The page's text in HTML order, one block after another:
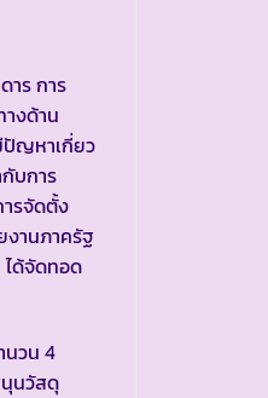
าร การ
งด้าน
ปัญหาเกี่ยว
บการ
รจัดตั้ง
งานภาครัฐ
ได้จัดทอด
นวน 4
นุนวัสดุ